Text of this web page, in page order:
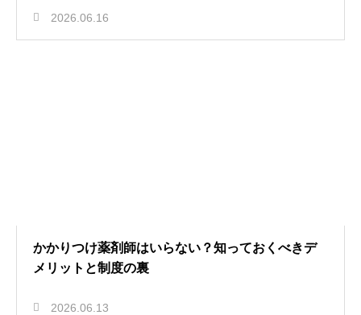
2026.06.16
かかりつけ薬剤師はいらない？知っておくべきデ
メリットと制度の裏
2026.06.13